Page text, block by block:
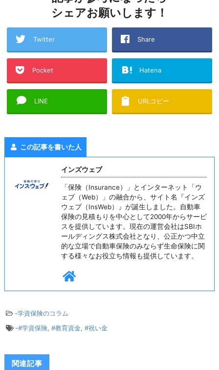
シェアお願いします！
Twitter Share
Pocket Hatena
LINE URLコピー
この記事を書いた人
インズウェブ
「保険（Insurance）」とインターネット「ウ
ェブ（Web）」の融合から、サイト名『インズ
ウェブ（InsWeb）』が誕生しました。自動車
保険の見積もりを中心として2000年からサービ
スを提供しています。現在の運営会社はSBIホ
ールディングス株式会社となり、公正かつ中立
的な立場で自動車保険のみならず生命保険に関
する様々なお役立ち情報も提供しています。
-学資保険のコラム
-#学資保険, #教育資金, #祝い金
関連記事